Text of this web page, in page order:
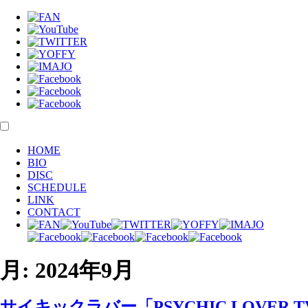
HOME
BIO
DISC
SCHEDULE
LINK
CONTACT
月: 2024年9月